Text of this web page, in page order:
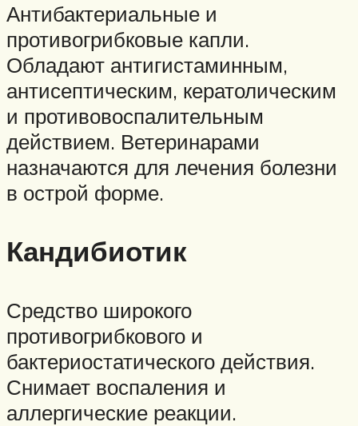
Антибактериальные и
противогрибковые капли.
Обладают антигистаминным,
антисептическим, кератолическим
и противовоспалительным
действием. Ветеринарами
назначаются для лечения болезни
в острой форме.
Кандибиотик
Средство широкого
противогрибкового и
бактериостатического действия.
Снимает воспаления и
аллергические реакции.